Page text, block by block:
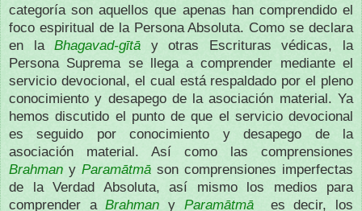
categoría son aquellos que apenas han comprendido el
foco espiritual de la Persona Absoluta. Como se declara
en laBhagavad-gītā y otras Escrituras védicas, la
Persona Suprema se llega a comprender mediante el
servicio devocional, el cual está respaldado por el pleno
conocimiento y desapego de la asociación material. Ya
hemos discutido el punto de que el servicio devocional
es seguido por conocimiento y desapego de la
asociación material. Así como las comprensiones
Brahman y Paramātmā son comprensiones imperfectas
de la Verdad Absoluta, así mismo los medios para
comprender aBrahman y Paramātmāes decir, los